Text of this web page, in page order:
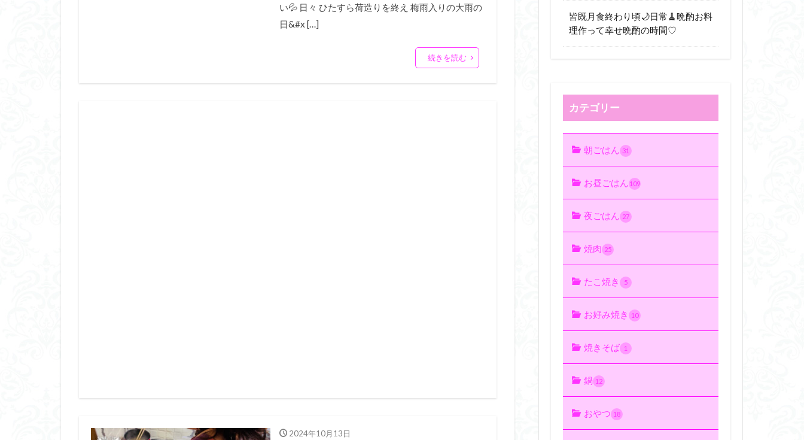
い💦 日々 ひたすら荷造りを終え 梅雨入りの大雨の
日&#x […]
続きを読む
2024年10月13日
皆既月食終わり頃🌙日常🧹晩酌お料
理作って幸せ晩酌の時間♡
カテゴリー
朝ごはん 31
お昼ごはん109
夜ごはん 27
焼肉 25
たこ焼き 5
お好み焼き 10
焼きそば 1
鍋 12
おやつ 18